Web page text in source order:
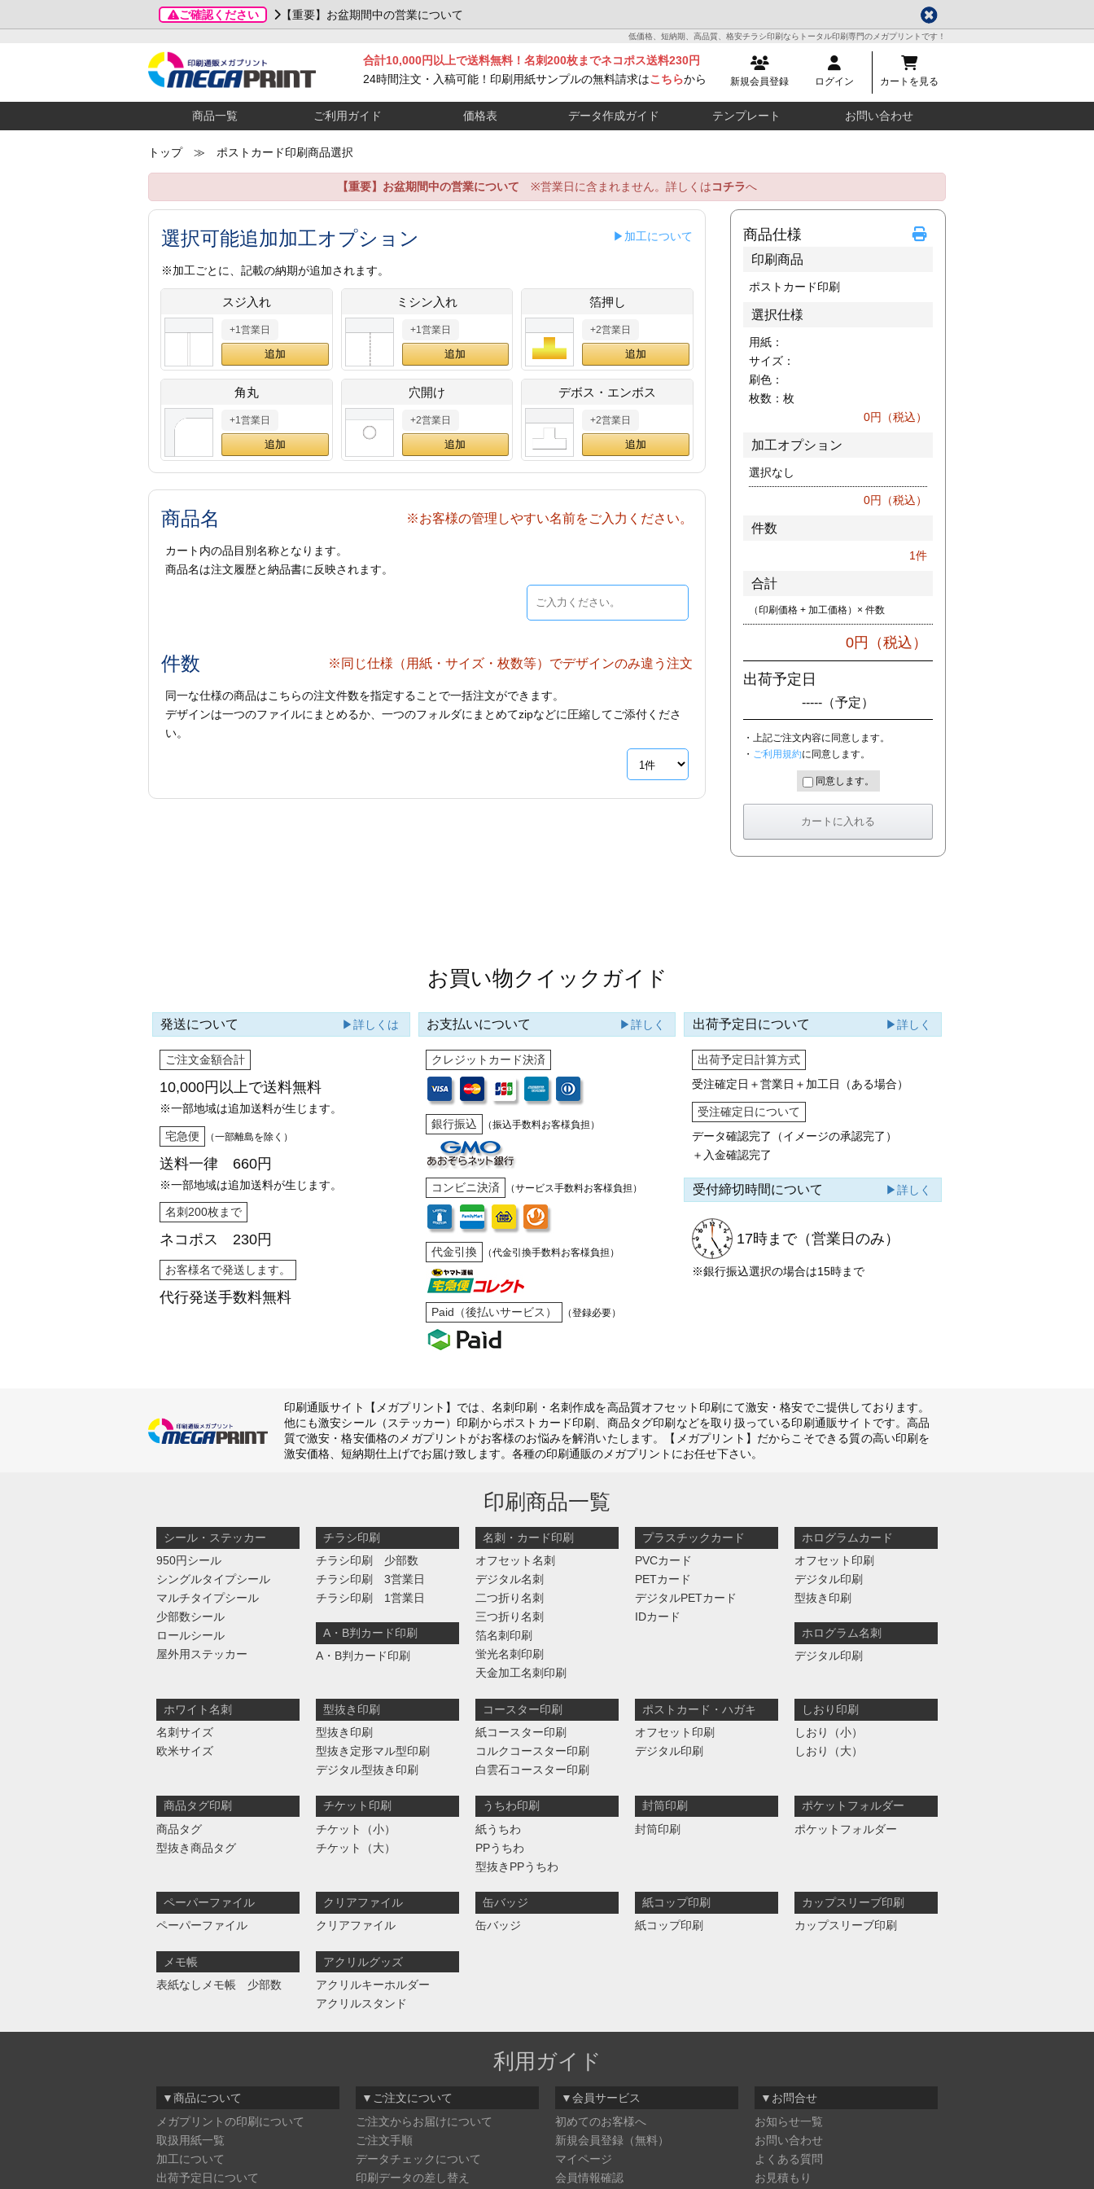
ご確認ください 【重要】お盆期間中の営業について
低価格、短納期、高品質、格安チラシ印刷ならトータル印刷専門のメガプリントです！
新規会員登録 ログイン カートを見る
合計10,000円以上で送料無料！名刺200枚までネコポス送料230円
24時間注文・入稿可能！印刷用紙サンプルの無料請求はこちらから
商品一覧 ご利用ガイド 価格表 データ作成ガイド テンプレート お問い合わせ
トップ≫ ポストカード印刷商品選択
【重要】お盆期間中の営業について ※営業日に含まれません。詳しくはコチラへ
選択可能追加加工オプション ▶加工について
※加工ごとに、記載の納期が追加されます。
スジ入れ
+1営業日
ミシン入れ
+1営業日
箔押し
+2営業日
角丸
+1営業日
穴開け
+2営業日
デボス・エンボス
+2営業日
商品名 ※お客様の管理しやすい名前をご入力ください。
カート内の品目別名称となります。
商品名は注文履歴と納品書に反映されます。
件数 ※同じ仕様（用紙・サイズ・枚数等）でデザインのみ違う注文
同一な仕様の商品はこちらの注文件数を指定することで一括注文ができます。
デザインは一つのファイルにまとめるか、一つのフォルダにまとめてzipなどに圧縮してご添付くださ
い。
商品仕様
印刷商品
ポストカード印刷
選択仕様
用紙：
サイズ：
刷色：
枚数： 枚
0円（税込）
加工オプション
選択なし
0円（税込）
件数
1件
合計
（印刷価格 + 加工価格）× 件数
0円（税込）
出荷予定日
----- （予定）
・上記ご注文内容に同意します。
・ ご利用規約に同意します。
同意します。
お買い物クイックガイド
発送について ▶詳しくは
ご注文金額合計
10,000円以上で送料無料
※一部地域は追加送料が生じます。
宅急便 （一部離島を除く）
送料一律 660円
※一部地域は追加送料が生じます。
名刺200枚まで
ネコポス 230円
お客様名で発送します。
代行発送手数料無料
お支払いについて ▶詳しく
クレジットカード決済
銀行振込 （振込手数料お客様負担）
コンビニ決済 （サービス手数料お客様負担）
代金引換 （代金引換手数料お客様負担）
Paid（後払いサービス） （登録必要）
出荷予定日について ▶詳しく
出荷予定日計算方式
受注確定日＋営業日＋加工日（ある場合）
受注確定日について
データ確認完了（イメージの承認完了）
＋入金確認完了
受付締切時間について ▶詳しく
17時まで（営業日のみ）
※銀行振込選択の場合は15時まで
印刷通販サイト【メガプリント】では、名刺印刷・名刺作成を高品質オフセット印刷にて激安・格安でご提供しております。
他にも激安シール（ステッカー）印刷からポストカード印刷、商品タグ印刷などを取り扱っている印刷通販サイトです。高品
質で激安・格安価格のメガプリントがお客様のお悩みを解消いたします。【メガプリント】だからこそできる質の高い印刷を
激安価格、短納期仕上げでお届け致します。各種の印刷通販のメガプリントにお任せ下さい。
印刷商品一覧
シール・ステッカー
950円シール
シングルタイプシール
マルチタイプシール
少部数シール
ロールシール
屋外用ステッカー
チラシ印刷
チラシ印刷 少部数
チラシ印刷 3営業日
チラシ印刷 1営業日
A・B判カード印刷
A・B判カード印刷
名刺・カード印刷
オフセット名刺
デジタル名刺
二つ折り名刺
三つ折り名刺
箔名刺印刷
蛍光名刺印刷
天金加工名刺印刷
プラスチックカード
PVCカード
PETカード
デジタルPETカード
IDカード
ホログラムカード
オフセット印刷
デジタル印刷
型抜き印刷
ホログラム名刺
デジタル印刷
ホワイト名刺
名刺サイズ
欧米サイズ
型抜き印刷
型抜き印刷
型抜き定形マル型印刷
デジタル型抜き印刷
コースター印刷
紙コースター印刷
コルクコースター印刷
白雲石コースター印刷
ポストカード・ハガキ
オフセット印刷
デジタル印刷
しおり印刷
しおり（小）
しおり（大）
商品タグ印刷
商品タグ
型抜き商品タグ
チケット印刷
チケット（小）
チケット（大）
うちわ印刷
紙うちわ
PPうちわ
型抜きPPうちわ
封筒印刷
封筒印刷
ポケットフォルダー
ポケットフォルダー
ペーパーファイル
ペーパーファイル
クリアファイル
クリアファイル
缶バッジ
缶バッジ
紙コップ印刷
紙コップ印刷
カップスリーブ印刷
カップスリーブ印刷
メモ帳
表紙なしメモ帳 少部数
アクリルグッズ
アクリルキーホルダー
アクリルスタンド
利用ガイド
▼商品について
メガプリントの印刷について
取扱用紙一覧
加工について
出荷予定日について
▼ご注文について
ご注文からお届けについて
ご注文手順
データチェックについて
印刷データの差し替え
▼会員サービス
初めてのお客様へ
新規会員登録（無料）
マイページ
会員情報確認
▼お問合せ
お知らせ一覧
お問い合わせ
よくある質問
お見積もり